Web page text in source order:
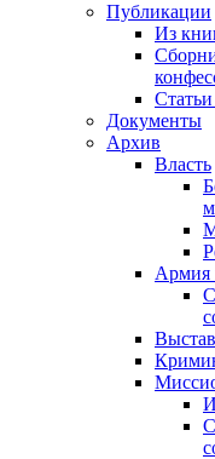
Публикации
Из
Документы
Архив
Власть
Армия